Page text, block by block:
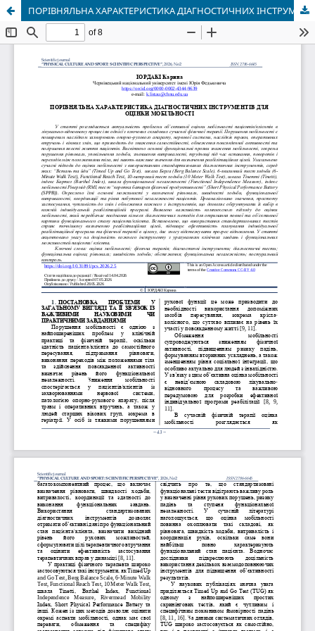
ПОРІВНЯЛЬНА ХАРАКТЕРИСТИКА ДІАГНОСТИЧНИХ ІНСТРУМЕНТІВ ДЛЯ ОЦІНКИ МОБІЛЬНОСТІ